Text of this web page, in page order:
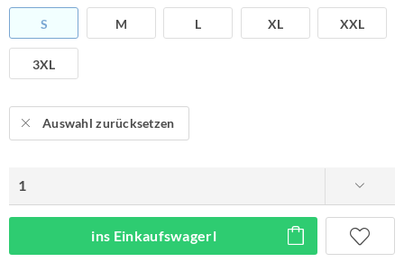
S M L XL XXL
3XL
Auswahl zurücksetzen
ins Einkaufswagerl